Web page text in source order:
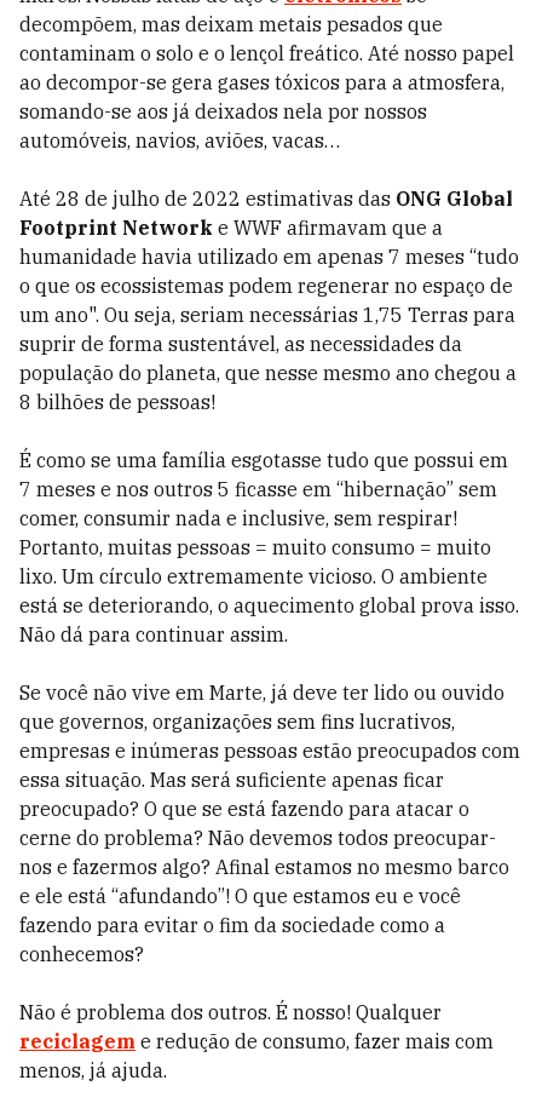
decompõem, mas deixam metais pesados que
contaminam o solo e o lençol freático. Até nosso papel
ao decompor-se gera gases tóxicos para a atmosfera,
somando-se aos já deixados nela por nossos
automóveis, navios, aviões, vacas…
Até 28 de julho de 2022 estimativas das ONG Global
Footprint Network e WWF afirmavam que a
humanidade havia utilizado em apenas 7 meses “tudo
o que os ecossistemas podem regenerar no espaço de
um ano". Ou seja, seriam necessárias 1,75 Terras para
suprir de forma sustentável, as necessidades da
população do planeta, que nesse mesmo ano chegou a
8 bilhões de pessoas!
É como se uma família esgotasse tudo que possui em
7 meses e nos outros 5 ficasse em “hibernação” sem
comer, consumir nada e inclusive, sem respirar!
Portanto, muitas pessoas = muito consumo = muito
lixo. Um círculo extremamente vicioso. O ambiente
está se deteriorando, o aquecimento global prova isso.
Não dá para continuar assim.
Se você não vive em Marte, já deve ter lido ou ouvido
que governos, organizações sem fins lucrativos,
empresas e inúmeras pessoas estão preocupados com
essa situação. Mas será suficiente apenas ficar
preocupado? O que se está fazendo para atacar o
cerne do problema? Não devemos todos preocupar-
nos e fazermos algo? Afinal estamos no mesmo barco
e ele está “afundando”! O que estamos eu e você
fazendo para evitar o fim da sociedade como a
conhecemos?
Não é problema dos outros. É nosso! Qualquer
reciclagem e redução de consumo, fazer mais com
menos, já ajuda.